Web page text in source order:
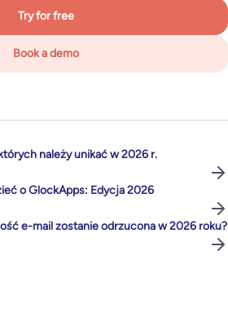
Try for free
Book a demo
należy unikać w 2026 r.
o GlockApps: Edycja 2026
e-mail zostanie odrzucona w 2026 roku?